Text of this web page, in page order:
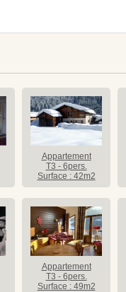
Appartement
T3 - 6pers.
Surface : 42m2
Appartement
T3 - 6pers.
Surface : 49m2